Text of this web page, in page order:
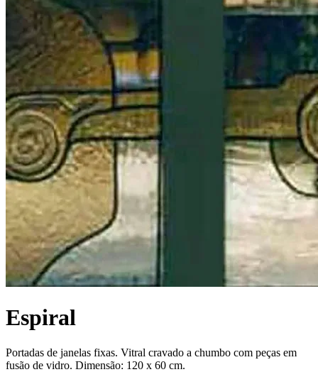
Espiral
Portadas de janelas fixas. Vitral cravado a chumbo com peças em
fusão de vidro. Dimensão: 120 x 60 cm.